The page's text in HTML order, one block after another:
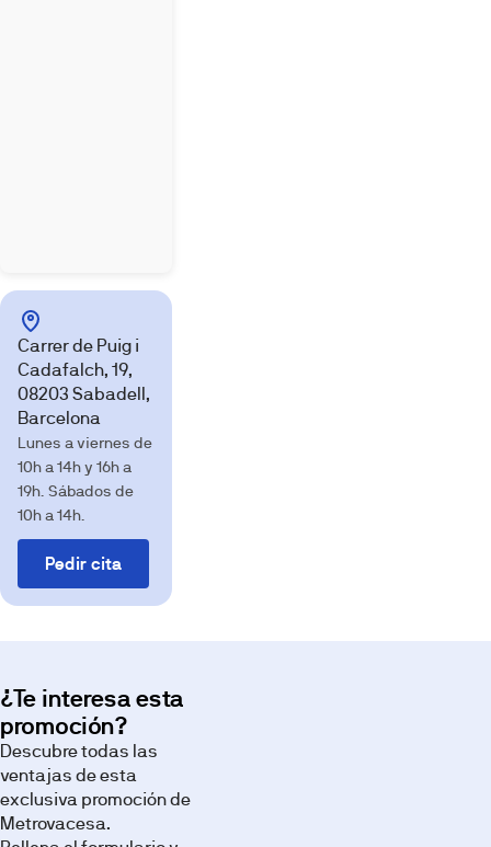
Carrer de Puig i
Cadafalch, 19,
08203 Sabadell,
Barcelona
Lunes a viernes de
10h a 14h y 16h a
19h. Sábados de
10h a 14h.
Pedir cita
¿Te interesa esta
promoción?
Descubre todas las
ventajas de esta
exclusiva promoción de
Metrovacesa.
Imágenes